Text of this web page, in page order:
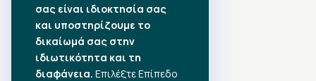
•Αύγουστος 2026
•Ιούλιος 2026
•Ιούνιος 2026
•Μάιος 2026
•Απρίλιος 2026
σας είναι ιδιοκτησία σας
και υποστηρίζουμε το
δικαίωμά σας στην
ιδιωτικότητα και τη
διαφάνεια. Επιλέξτε Επίπεδο